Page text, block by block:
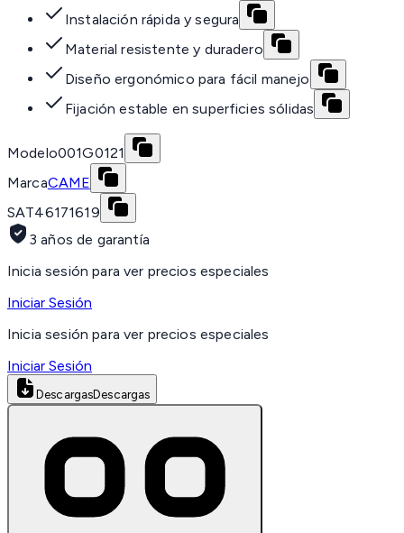
Instalación rápida y segura
Material resistente y duradero
Diseño ergonómico para fácil manejo
Fijación estable en superficies sólidas
Modelo001G0121
MarcaCAME
SAT46171619
3 años de garantía
Inicia sesión para ver precios especiales
Iniciar Sesión
Inicia sesión para ver precios especiales
Iniciar Sesión
DescargasDescargas